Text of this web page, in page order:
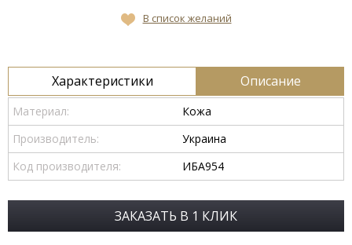
В список желаний
Характеристики Описание
Материал:
Кожа
Производитель:
Украина
Код производителя:
ИБА954
ЗАКАЗАТЬ В 1 КЛИК